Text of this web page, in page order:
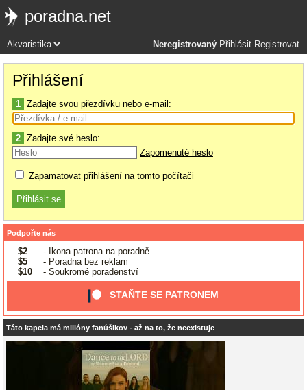
poradna.net
Neregistrovaný Přihlásit Registrovat
Přihlášení
1 Zadajte svou přezdívku nebo e-mail:
2 Zadajte své heslo:
Zapomenuté heslo
Zapamatovat přihlášení na tomto počítači
Podpořte nás
$2
- Ikona patrona na poradně
$5
- Poradna bez reklam
$10
- Soukromé poradenství
STAŇTE SE PATRONEM
Táto kapela má milióny fanúšikov - až na to, že neexistuje